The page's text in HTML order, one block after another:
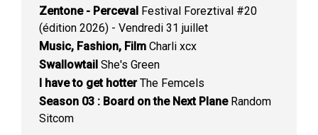
Zentone - Perceval Festival Foreztival #20
(édition 2026) - Vendredi 31 juillet
Music, Fashion, Film Charli xcx
Swallowtail She's Green
I have to get hotterThe Femcels
Season 03 : Board on the Next PlaneRandom
Sitcom